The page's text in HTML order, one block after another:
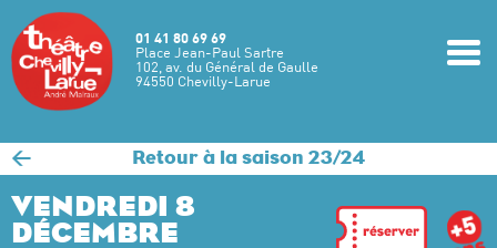
Aller au contenu principal
01 41 80 69 69
Place Jean-Paul Sartre
102, av. du Général de Gaulle
94550 Chevilly-Larue
< Retour à la saison 23/24
VENDREDI 8
DÉCEMBRE